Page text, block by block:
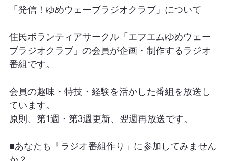
「発信！ゆめウェーブラジオクラブ」について
住民ボランティアサークル「エフエムゆめウェー
ブラジオクラブ」の会員が企画・制作するラジオ
番組です。
会員の趣味・特技・経験を活かした番組を放送し
ています。
原則、第1週・第3週更新、翌週再放送です。
■あなたも「ラジオ番組作り」に参加してみません